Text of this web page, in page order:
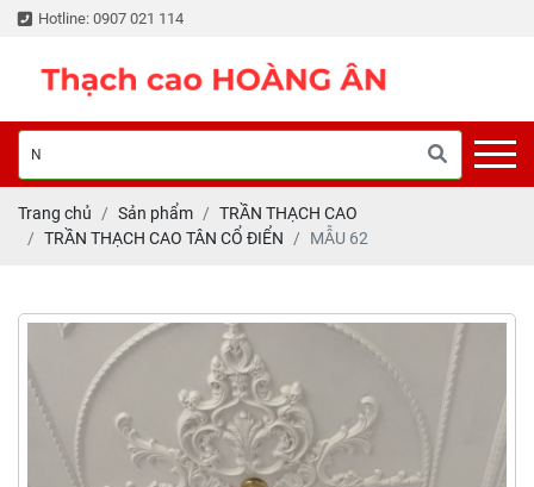
Hotline: 0907 021 114
Trang chủ Sản phẩm
TRẦN THẠCH CAO
TRẦN THẠCH CAO TÂN CỔ ĐIỂN
MẪU 62